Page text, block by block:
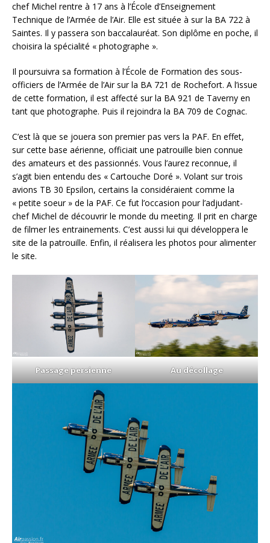
chef Michel rentre à 17 ans à l’École d’Enseignement
Technique de l’Armée de l’Air. Elle est située à sur la BA 722 à
Saintes. Il y passera son baccalauréat. Son diplôme en poche, il
choisira la spécialité « photographe ».
Il poursuivra sa formation à l’École de Formation des sous-
officiers de l’Armée de l’Air sur la BA 721 de Rochefort. A l’issue
de cette formation, il est affecté sur la BA 921 de Taverny en
tant que photographe. Puis il rejoindra la BA 709 de Cognac.
C’est là que se jouera son premier pas vers la PAF. En effet,
sur cette base aérienne, officiait une patrouille bien connue
des amateurs et des passionnés. Vous l’aurez reconnue, il
s’agit bien entendu des « Cartouche Doré ». Volant sur trois
avions TB 30 Epsilon, certains la considéraient comme la
« petite soeur » de la PAF. Ce fut l’occasion pour l’adjudant-
chef Michel de découvrir le monde du meeting. Il prit en charge
de filmer les entrainements. C’est aussi lui qui développera le
site de la patrouille. Enfin, il réalisera les photos pour alimenter
le site.
Passage persienne Au décollage